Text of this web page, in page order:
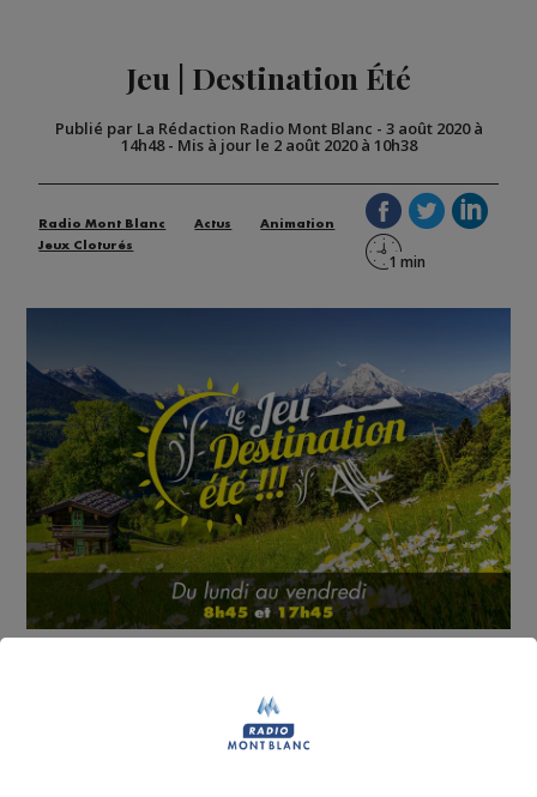
Jeu | Destination Été
Publié par La Rédaction Radio Mont Blanc - 3 août 2020 à
14h48- Mis à jour le 2 août 2020 à 10h38
Radio Mont Blanc Actus
Animation
Jeux Cloturés